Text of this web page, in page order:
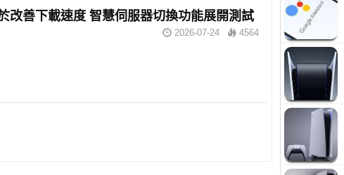
改善下載速度 智慧伺服器切換功能展開測試
2026-07-24 4564